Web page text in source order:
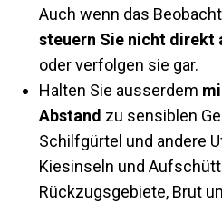
Auch wenn das
steuern Sie nicht direkt
oder verfolgen sie gar.
Halten Sie ausserdem
Abstand zu sensiblen
Schilfgürtel und andere
Kiesinseln und
Rückzugsgebiete, Brut